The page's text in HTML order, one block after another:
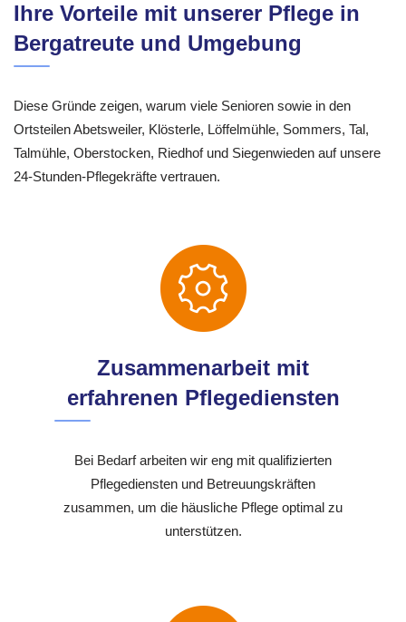
Ihre Vorteile mit unserer Pflege in
Bergatreute und Umgebung
Diese Gründe zeigen, warum viele Senioren sowie in den
Ortsteilen Abetsweiler, Klösterle, Löffelmühle, Sommers, Tal,
Talmühle, Oberstocken, Riedhof und Siegenwieden auf unsere
24-Stunden-Pflegekräfte vertrauen.
Zusammenarbeit mit
erfahrenen Pflegediensten
Bei Bedarf arbeiten wir eng mit qualifizierten
Pflegediensten und Betreuungskräften
zusammen, um die häusliche Pflege optimal zu
unterstützen.